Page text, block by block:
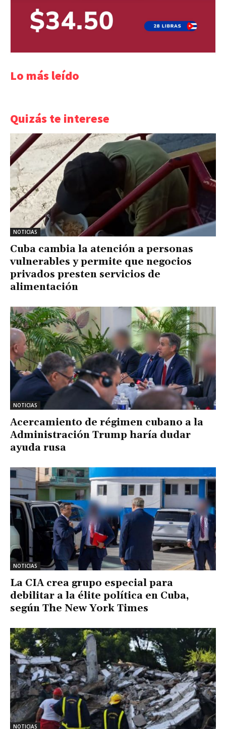
Lo más leído
Quizás te interese
NOTICIAS
Cuba cambia la atención a personas
vulnerables y permite que negocios
privados presten servicios de
alimentación
NOTICIAS
Acercamiento de régimen cubano a la
Administración Trump haría dudar
ayuda rusa
NOTICIAS
La CIA crea grupo especial para
debilitar a la élite política en Cuba,
según The New York Times
NOTICIAS